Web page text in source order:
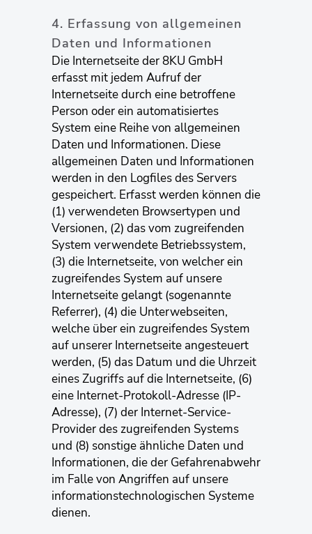
4. Erfassung von allgemeinen
Daten und Informationen
Die Internetseite der 8KU GmbH
erfasst mit jedem Aufruf der
Internetseite durch eine betroffene
Person oder ein automatisiertes
System eine Reihe von allgemeinen
Daten und Informationen. Diese
allgemeinen Daten und Informationen
werden in den Logfiles des Servers
gespeichert. Erfasst werden können die
(1) verwendeten Browsertypen und
Versionen, (2) das vom zugreifenden
System verwendete Betriebssystem,
(3) die Internetseite, von welcher ein
zugreifendes System auf unsere
Internetseite gelangt (sogenannte
Referrer), (4) die Unterwebseiten,
welche über ein zugreifendes System
auf unserer Internetseite angesteuert
werden, (5) das Datum und die Uhrzeit
eines Zugriffs auf die Internetseite, (6)
eine Internet-Protokoll-Adresse (IP-
Adresse), (7) der Internet-Service-
Provider des zugreifenden Systems
und (8) sonstige ähnliche Daten und
Informationen, die der Gefahrenabwehr
im Falle von Angriffen auf unsere
informationstechnologischen Systeme
dienen.